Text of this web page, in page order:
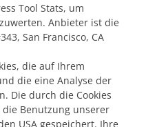
Tool Stats, um
Anbieter ist die
San Francisco, CA
die auf Ihrem
die eine Analyse der
Die durch die Cookies
Benutzung unserer
USA gespeichert. Ihre